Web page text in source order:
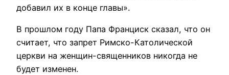
добавил их в конце главы».
В прошлом году Папа Франциск сказал, что он
считает, что запрет Римско-Католической
церкви на женщин-священников никогда не
будет изменен.